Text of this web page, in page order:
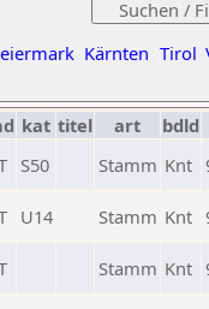
Kärnten Tirol
kat titel art bdld
S50 Stamm Knt
U14 Stamm Knt
Stamm Knt